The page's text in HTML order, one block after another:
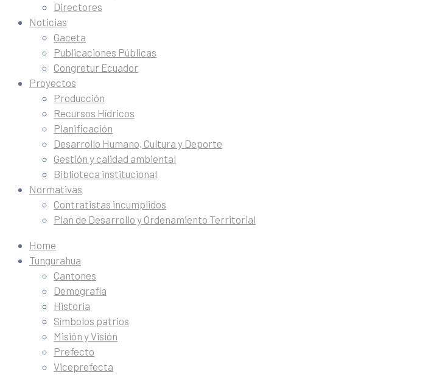
Directores
Noticias
Gaceta
Publicaciones Públicas
Congretur Ecuador
Proyectos
Producción
Recursos Hídricos
Planificación
Desarrollo Humano, Cultura y Deporte
Gestión y calidad ambiental
Biblioteca institucional
Normativas
Contratistas incumplidos
Plan de Desarrollo y Ordenamiento Territorial
Home
Tungurahua
Cantones
Demografía
Historia
Símbolos patrios
Misión y Visión
Prefecto
Viceprefecta